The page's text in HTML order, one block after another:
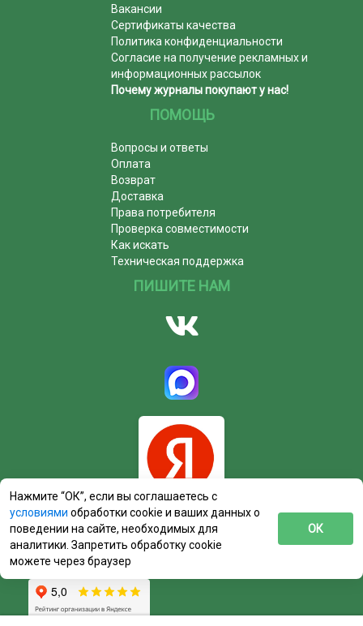
Вакансии
Сертификаты качества
Политика конфиденциальности
Согласие на получение рекламных и
информационных рассылок
Почему журналы покупают у нас!
ПОМОЩЬ
Вопросы и ответы
Оплата
Возврат
Доставка
Права потребителя
Проверка совместимости
Как искать
Техническая поддержка
ПИШИТЕ НАМ
Нажмите “ОК”, если вы соглашаетесь с
условиями обработки cookie и ваших данных о
поведении на сайте, необходимых для
аналитики. Запретить обработку cookie
можете через браузер
ОК